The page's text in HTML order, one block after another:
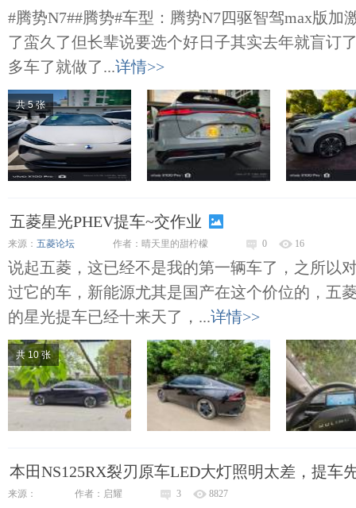
#腾势N7##腾势#车型：腾势N7四驱智驾max版加
了蛮久了但长辈说要选个好日子其实去年就盲订
多车了就做了...详情>>
共 5 张
五菱星光PHEV提车~交作业
来源： 五菱论坛 作者：晴天里的甜柠檬 0 16
说起五菱，这已经不是我的第一辆车了，之所以
过它的车，新能源尤其是国产在这个价位的，五
的星光提车已经十来天了，...详情>>
共 10 张
本田NS125RX裂刃原车LED大灯照明太差，提车
来源： 作者：启耀 3 8827